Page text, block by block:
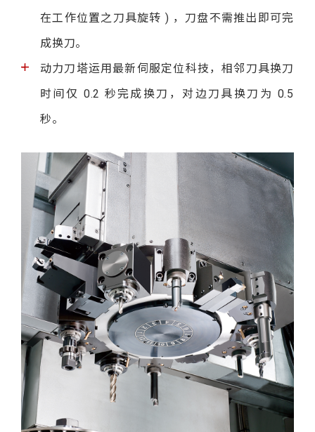
在工作位置之刀具旋转 ) ，刀盘不需推出即可完
成换刀。
动力刀塔运用最新伺服定位科技，相邻刀具换刀
时间仅 0.2 秒完成换刀，对边刀具换刀为 0.5
秒。